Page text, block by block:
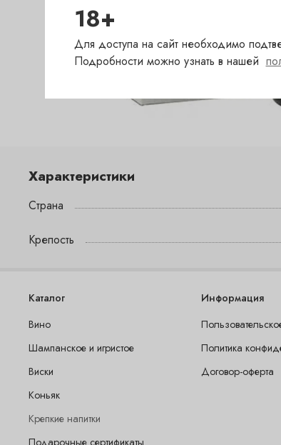
Характеристики
Страна
Крепость
Каталог
Вино
Шампанское и игристое
Виски
Коньяк
Крепкие напитки
Подарочные сертификаты
Информация
Политика
Договор-оферта
18+
Для доступа на сайт необходимо
Подробности можно узнать в нашей